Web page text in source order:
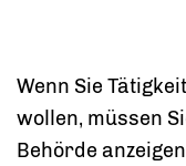
Wenn Sie
wollen, müssen
Behörde